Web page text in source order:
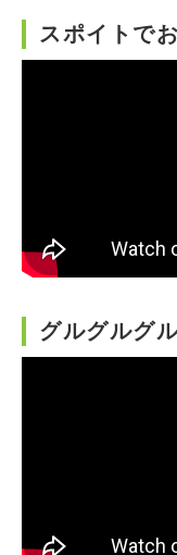
スポイトで
グルグルグ